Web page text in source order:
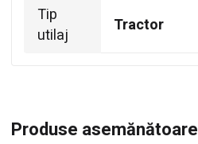
Tip
utilaj
Tractor
Produse asemănătoare